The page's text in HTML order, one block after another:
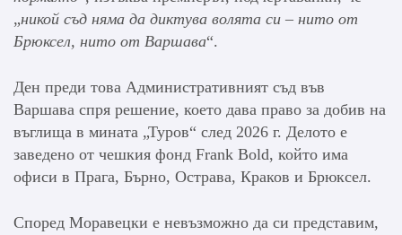
„никой съд няма да диктува волята си – нито от
Брюксел, нито от Варшава“.
Ден преди това Административният съд във
Варшава спря решение, което дава право за добив на
въглища в мината „Туров“ след 2026 г. Делото е
заведено от чешкия фонд Frank Bold, който има
офиси в Прага, Бърно, Острава, Краков и Брюксел.
Според Моравецки е невъзможно да си представим,